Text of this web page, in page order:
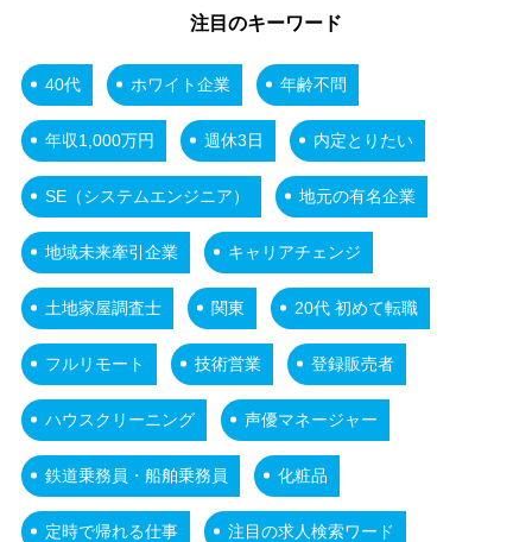
注目のキーワード
40代 ホワイト企業 年齢不問
年収1,000万円 週休3日 内定とりたい
SE（システムエンジニア） 地元の有名企業
地域未来牽引企業 キャリアチェンジ
土地家屋調査士 関東 20代 初めて転職
フルリモート 技術営業 登録販売者
ハウスクリーニング 声優マネージャー
鉄道乗務員・船舶乗務員 化粧品
定時で帰れる仕事 注目の求人検索ワード